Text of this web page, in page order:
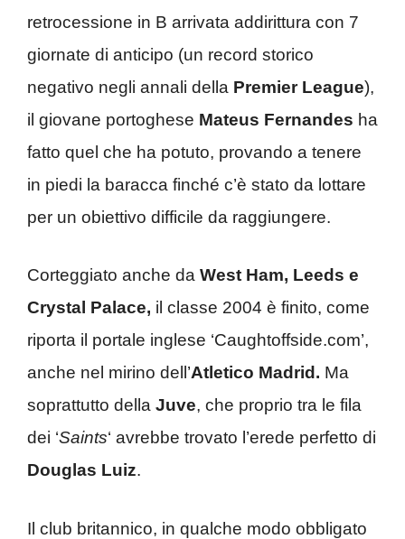
retrocessione in B arrivata addirittura con 7
giornate di anticipo (un record storico
negativo negli annali della Premier League),
il giovane portoghese Mateus Fernandes ha
fatto quel che ha potuto, provando a tenere
in piedi la baracca finché c’è stato da lottare
per un obiettivo difficile da raggiungere.
Corteggiato anche da West Ham, Leeds e
Crystal Palace, il classe 2004 è finito, come
riporta il portale inglese ‘Caughtoffside.com’,
anche nel mirino dell’Atletico Madrid. Ma
soprattutto della Juve, che proprio tra le fila
dei ‘Saints‘ avrebbe trovato l’erede perfetto di
Douglas Luiz.
Il club britannico, in qualche modo obbligato